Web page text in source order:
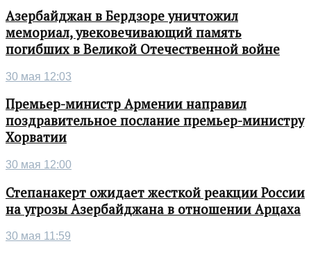
Азербайджан в Бердзоре уничтожил
мемориал, увековечивающий память
погибших в Великой Отечественной войне
30 мая 12:03
Премьер-министр Армении направил
поздравительное послание премьер-министру
Хорватии
30 мая 12:00
Степанакерт ожидает жесткой реакции России
на угрозы Азербайджана в отношении Арцаха
30 мая 11:59